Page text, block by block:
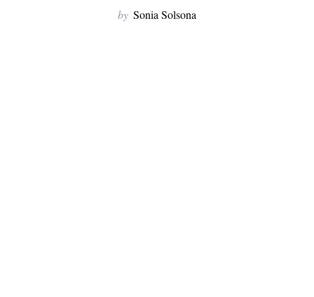
by Sonia Solsona